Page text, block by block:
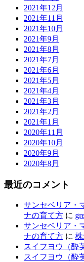
2021年12月
2021年11月
2021年10月
2021年9月
2021年8月
2021年7月
2021年6月
2021年5月
2021年4月
2021年3月
2021年2月
2021年1月
2020年11月
2020年10月
2020年9月
2020年8月
最近のコメント
サンセベリア・
ナの育て方 に
サンセベリア・
ナの育て方 に
スイフヨウ（酔
スイフヨウ（酔